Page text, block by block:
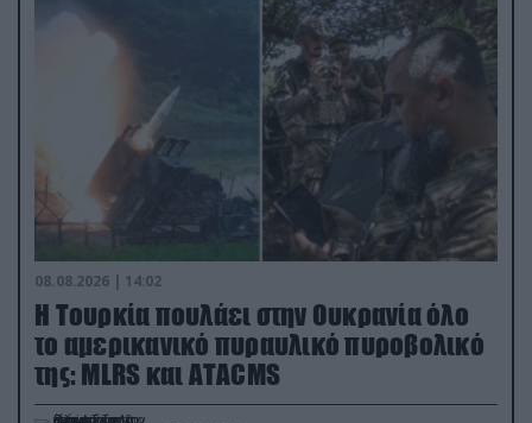
08.08.2026 | 14:02
Η Τουρκία πουλάει στην Ουκρανία όλο
το αμερικανικό πυραυλικό πυροβολικό
της: MLRS και ΑΤΑCMS